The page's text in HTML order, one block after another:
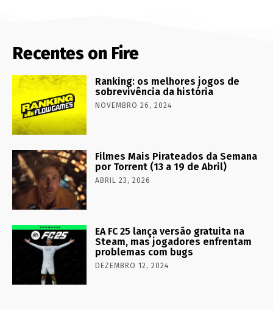
Recentes on Fire
Ranking: os melhores jogos de
sobrevivência da história
NOVEMBRO 26, 2024
Filmes Mais Pirateados da Semana
por Torrent (13 a 19 de Abril)
ABRIL 23, 2026
EA FC 25 lança versão gratuita na
Steam, mas jogadores enfrentam
problemas com bugs
DEZEMBRO 12, 2024